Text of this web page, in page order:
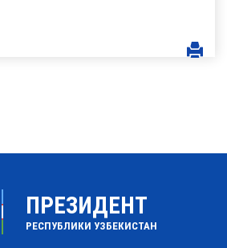
ПРЕЗИДЕНТ
РЕСПУБЛИКИ УЗБЕКИСТАН